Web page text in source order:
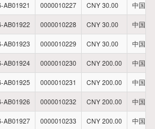
AB01921 0000010227 CNY 30.00 中国四
AB01922 0000010228 CNY 30.00 中国新
AB01923 0000010229 CNY 30.00 中国福
AB01924 0000010230 CNY 200.00 中国北
AB01925 0000010231 CNY 200.00 中国河
AB01926 0000010232 CNY 200.00 中国江
AB01927 0000010233 CNY 200.00 中国江